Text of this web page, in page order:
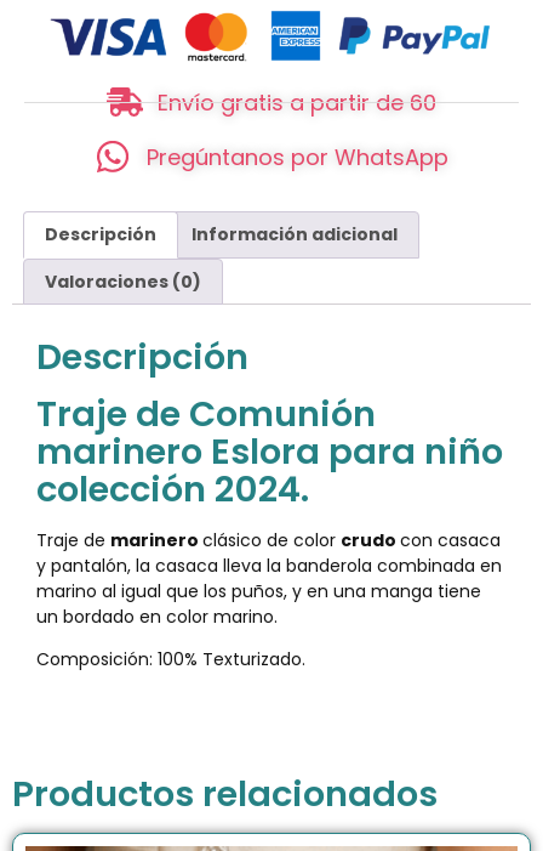
Envío gratis a partir de 60
Pregúntanos por WhatsApp
Descripción
Información adicional
Valoraciones (0)
Descripción
Traje de Comunión
marinero Eslora para niño
colección 2024.
Traje de marinero clásico de color crudo con casaca
y pantalón, la casaca lleva la banderola combinada en
marino al igual que los puños, y en una manga tiene
un bordado en color marino.
Composición: 100% Texturizado.
Productos relacionados